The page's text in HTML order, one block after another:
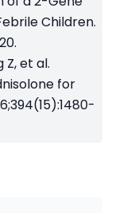
Children.
Z, et al.
for